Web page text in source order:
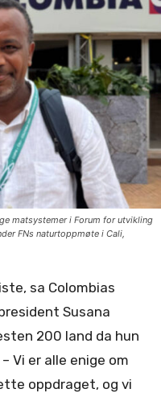
matsystemer i Forum for utvikling
FNs naturtoppmøte i Cali,
sa Colombias
Susana
200 land da hun
Vi er alle enige om
oppdraget, og vi